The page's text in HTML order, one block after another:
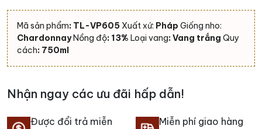
gốc
là:
610.000 ₫.
hiện
tại
là:
Mã sản phẩm: TL-VP605 Xuất xứ: Pháp Giống nho:
ChardonnayNồng độ: 13% Loại vang: Vang trắng Quy
cách: 750ml
Nhận ngay các ưu đãi hấp dẫn!
Được đổi trả miễn
Miễn phí giao hàng